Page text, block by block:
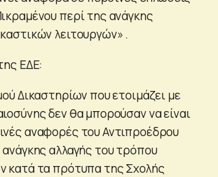
περί της ανάγκης
λειτουργών» .
ΕΔΕ:
Δικαστηρίων που ετοιμάζει με
δεν θα μπορούσαν να είναι
αναφορές του Αντιπροέδρου
αλλαγής του τρόπου
κατά τα πρότυπα της Σχολής